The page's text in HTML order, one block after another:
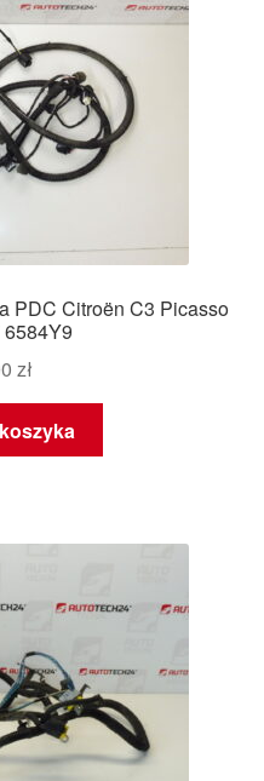
PDC Citroën C3 Picasso
zł